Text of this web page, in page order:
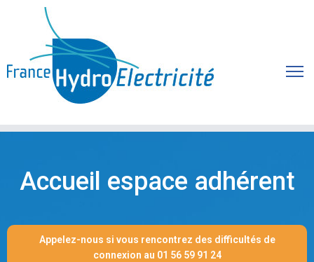
Accueil espace adhérent
Appelez-nous si vous rencontrez des difficultés de
connexion au 01 56 59 91 24